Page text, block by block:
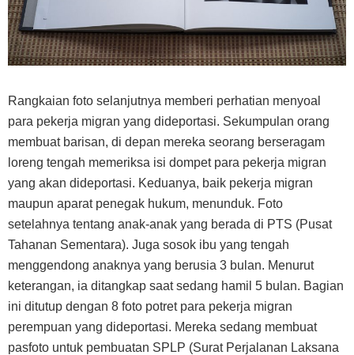
Rangkaian foto selanjutnya memberi perhatian menyoal
para pekerja migran yang dideportasi. Sekumpulan orang
membuat barisan, di depan mereka seorang berseragam
loreng tengah memeriksa isi dompet para pekerja migran
yang akan dideportasi. Keduanya, baik pekerja migran
maupun aparat penegak hukum, menunduk. Foto
setelahnya tentang anak-anak yang berada di PTS (Pusat
Tahanan Sementara). Juga sosok ibu yang tengah
menggendong anaknya yang berusia 3 bulan. Menurut
keterangan, ia ditangkap saat sedang hamil 5 bulan. Bagian
ini ditutup dengan 8 foto potret para pekerja migran
perempuan yang dideportasi. Mereka sedang membuat
pasfoto untuk pembuatan SPLP (Surat Perjalanan Laksana